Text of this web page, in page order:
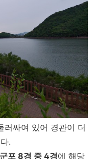
러싸여 있어 경관이 더
.
군포 8경 중 4경에 해당